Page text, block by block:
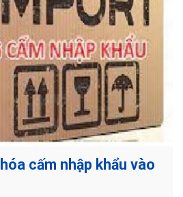
cấm nhập khẩu vào